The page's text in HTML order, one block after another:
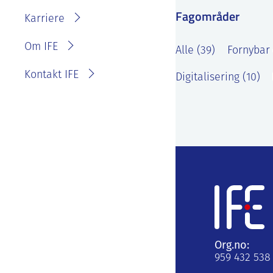
Karriere
Om IFE
Personvernerklæring for
Kontakt IFE
Fakturainformasjon
Varsling eller melde
Fagområder
Alle (39)
Digitalisering (10)
Org.no:
959 432 538